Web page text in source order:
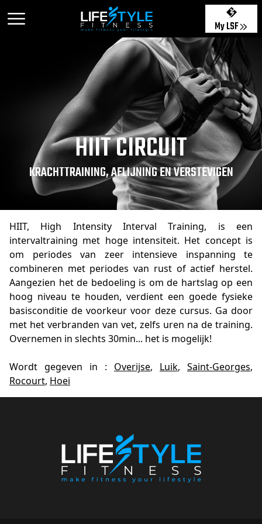
My LSF
HIIT CIRCUIT
KRACHTTRAINING, AFLIJNING EN VERSTEVIGEN
HIIT, High Intensity Interval Training, is een
intervaltraining met hoge intensiteit. Het concept is
om periodes van zeer intensieve inspanning te
combineren met periodes van rust of actief herstel.
Aangezien het de bedoeling is om de hartslag op een
hoog niveau te houden, verdient een goede fysieke
basisconditie de voorkeur voor deze cursus. Ga door
met het verbranden van vet, zelfs uren na de training.
Overnemen in slechts 30min... het is mogelijk!
Wordt gegeven in : Overijse, Luik, Saint-Georges,
Rocourt, Hoei